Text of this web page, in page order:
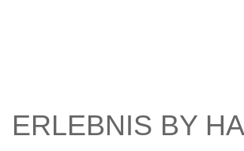
ERLEBNIS BY